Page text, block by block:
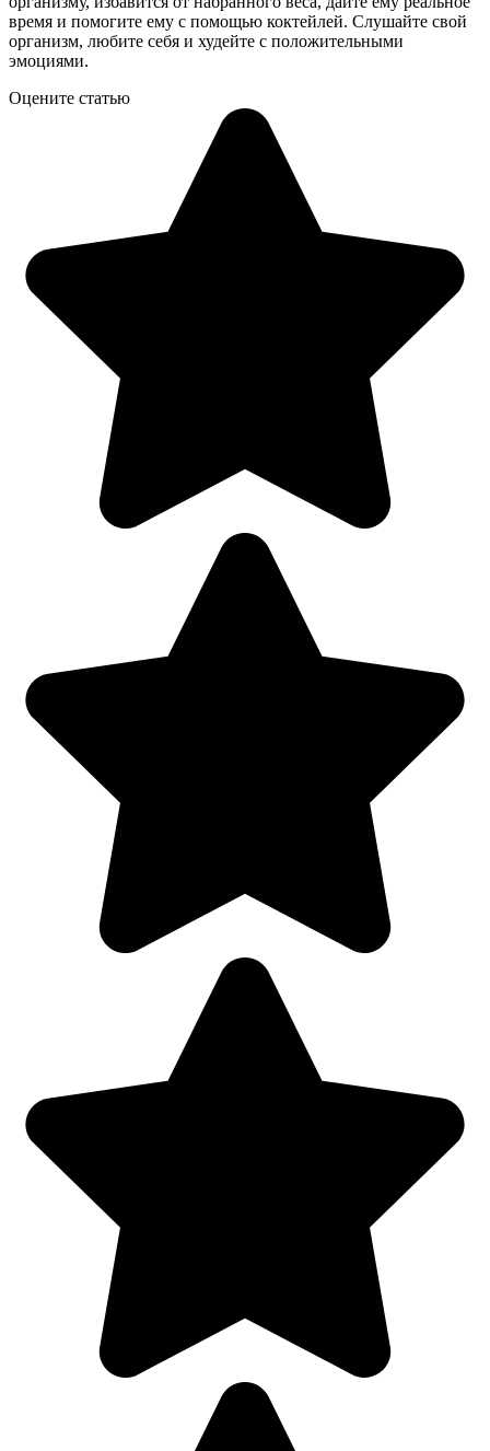
время и помогите ему с помощью коктейлей. Слушайте свой
организм, любите себя и худейте с положительными
эмоциями.
Оцените статью